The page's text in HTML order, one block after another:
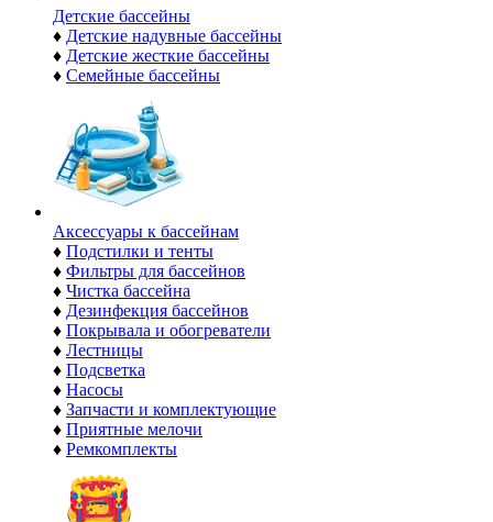
Детские бассейны
♦ Детские надувные бассейны
♦ Детские жесткие бассейны
♦ Семейные бассейны
Аксессуары к бассейнам
♦ Подстилки и тенты
♦ Фильтры для бассейнов
♦ Чистка бассейна
♦ Дезинфекция бассейнов
♦ Покрывала и обогреватели
♦ Лестницы
♦ Подсветка
♦ Насосы
♦ Запчасти и комплектующие
♦ Приятные мелочи
♦ Ремкомплекты